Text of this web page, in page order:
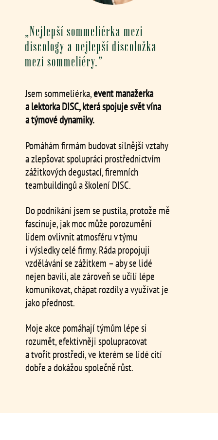
„Nejlepší sommeliérka mezi
discology a nejlepší discoložka
mezi sommeliéry.”
Jsem sommeliérka,event manažerka
a lektorka DISC, která spojuje svět vína
a týmové dynamiky.
Pomáhám firmám budovat silnější vztahy
a zlepšovat spolupráci prostřednictvím
zážitkových degustací, firemních
teambuildingů a školení DISC.
Do podnikání jsem se pustila, protože mě
fascinuje, jak moc může porozumění
lidem ovlivnit atmosféru v týmu
i výsledky celé firmy. Ráda propojuji
vzdělávání se zážitkem – aby se lidé
nejen bavili, ale zároveň se učili lépe
komunikovat, chápat rozdíly a využívat je
jako přednost.
Moje akce pomáhají týmům lépe si
rozumět, efektivněji spolupracovat
a tvořit prostředí, ve kterém se lidé cítí
dobře a dokážou společně růst.